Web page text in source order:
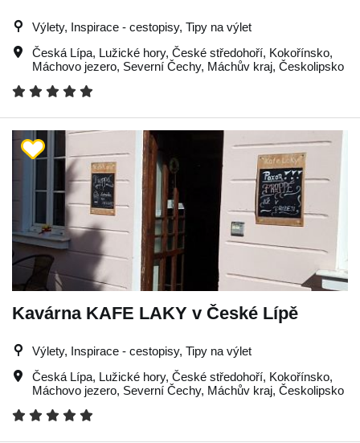
Výlety, Inspirace - cestopisy, Tipy na výlet
Česká Lípa, Lužické hory, České středohoří, Kokořínsko,
Máchovo jezero, Severní Čechy, Máchův kraj, Českolipsko
Kavárna KAFE LAKY v České Lípě
Výlety, Inspirace - cestopisy, Tipy na výlet
Česká Lípa, Lužické hory, České středohoří, Kokořínsko,
Máchovo jezero, Severní Čechy, Máchův kraj, Českolipsko